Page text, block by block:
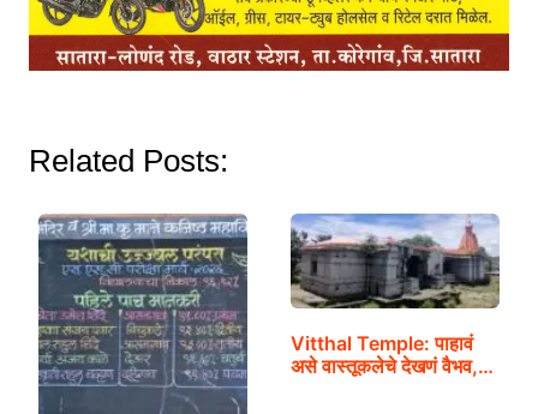
Related Posts:
Vitthal Temple: पाहावं
असे वास्तूकलेचे देखणं वैभव,…